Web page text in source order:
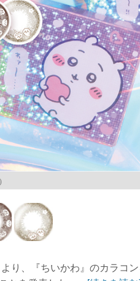
り、『ちいかわ』のカラコ